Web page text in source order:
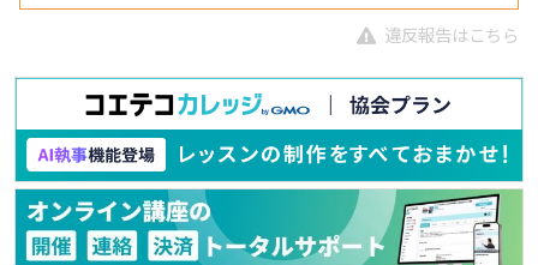
違反報告はこちら